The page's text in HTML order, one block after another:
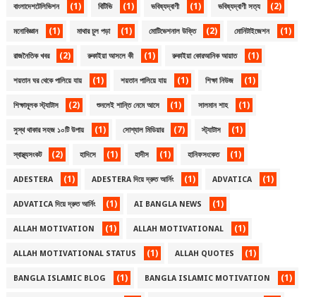
বাংলাদেশটেলিভিশন (1) বিটিভি (1) ভবিষ্যদ্বাণী (1) ভবিষ্যদ্বাণী সত্য (2)
মনোবিজ্ঞান (1) মাথার চুল পড়া (1) মোটিভেশনাল উক্তি (2) মোনিটাইজেশন (1)
রাজনৈতিক খবর (2) রুকাইয়া আসলে কী (1) রুকাইয়া কোরআনিক আয়াত (1)
শয়তান ঘর থেকে পালিয়ে যায় (1) শয়তান পালিয়ে যায় (1) শিক্ষা নিউজ (1)
শিক্ষামূলক স্ট্যাটাস (2) শুনলেই শান্তি নেমে আসে (1) সালমান শাহ (1)
সুস্থ থাকার সহজ ১০টি উপায় (1) সোশ্যাল মিডিয়ার (7) স্ট্যাটাস (1)
স্বাস্থ্যসংকট (2) হাদিসে (1) হাদীস (1) হানিফসংকেত (1)
ADESTERA (1) ADESTERA দিয়ে দ্রুত আর্নিং (1) ADVATICA (1)
ADVATICA দিয়ে দ্রুত আর্নিং (1) AI BANGLA NEWS (1)
ALLAH MOTIVATION (1) ALLAH MOTIVATIONAL (1)
ALLAH MOTIVATIONAL STATUS (1) ALLAH QUOTES (1)
BANGLA ISLAMIC BLOG (1) BANGLA ISLAMIC MOTIVATION (1)